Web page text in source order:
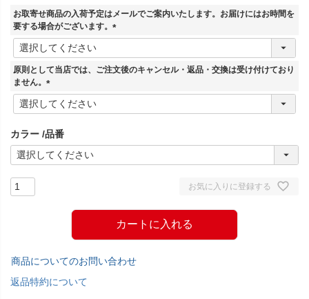
お取寄せ商品の入荷予定はメールでご案内いたします。お届けにはお時間を
要する場合がございます。
(
須
原則として当店では、ご注文後のキャンセル・返品・交換は受け付けており
ません。
(
必
)
カラー 品番
お気に入りに登録する
カートに入れる
商品についてのお問い合わせ
返品特約について